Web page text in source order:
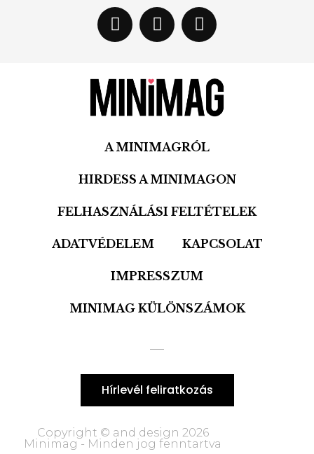
A MINIMAGRÓL
HIRDESS A MINIMAGON
FELHASZNÁLÁSI FELTÉTELEK
ADATVÉDELEM KAPCSOLAT
IMPRESSZUM
MINIMAG KÜLÖNSZÁMOK
Hírlevél feliratkozás
Copyright © and design 2026
Minimag - Minden jog fenntartva